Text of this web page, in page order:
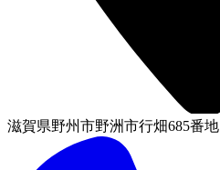
滋賀県野州市野洲市行畑685番地